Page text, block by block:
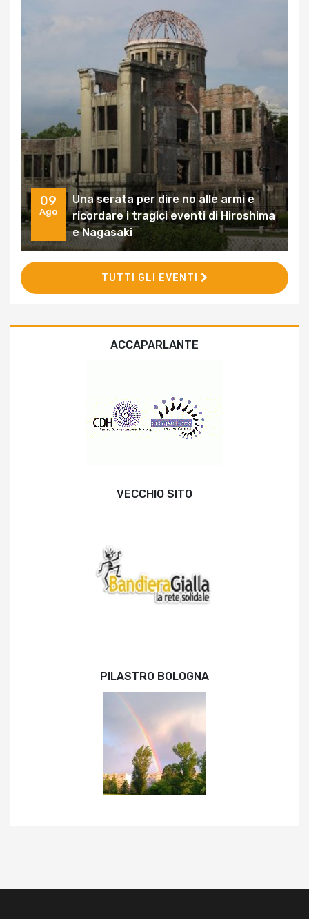
09
Ago
Una serata per dire no alle armi e
ricordare i tragici eventi di Hiroshima
e Nagasaki
TUTTI GLI EVENTI
ACCAPARLANTE
VECCHIO SITO
PILASTRO BOLOGNA